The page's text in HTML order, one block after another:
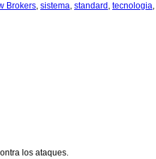
Brokers, sistema, standard , tecnologia,
los ataques.